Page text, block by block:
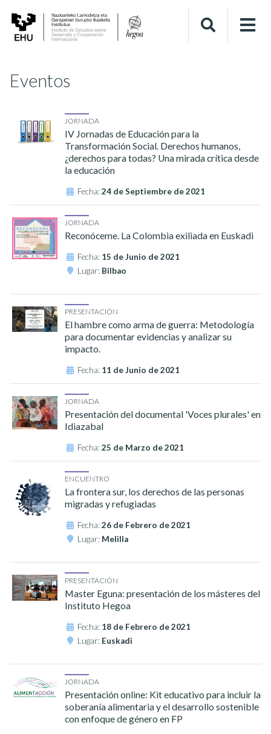
Eventos
JORNADA
IV Jornadas de Educación para la
Transformación Social. Derechos humanos,
¿derechos para todas? Una mirada crítica desde
la educación
Fecha:24 de Septiembre de 2021
JORNADA
Reconóceme. La Colombia exiliada en Euskadi
Fecha: 15 de Junio de 2021
Lugar: Bilbao
PRESENTACIÓN
El hambre como arma de guerra: Metodología
para documentar evidencias y analizar su
impacto.
Fecha: 11 de Junio de 2021
JORNADA
Presentación del documental 'Voces plurales' en
Idiazabal
Fecha:25 de Marzo de 2021
ENCUENTRO
La frontera sur, los derechos de las personas
migradas y refugiadas
Fecha:26 de Febrero de 2021
Lugar: Melilla
PRESENTACIÓN
Master Eguna: presentación de los másteres del
Instituto Hegoa
Fecha: 18 de Febrero de 2021
Lugar: Euskadi
JORNADA
Presentación online: Kit educativo para incluir la
soberanía alimentaria y el desarrollo sostenible
con enfoque de género en FP